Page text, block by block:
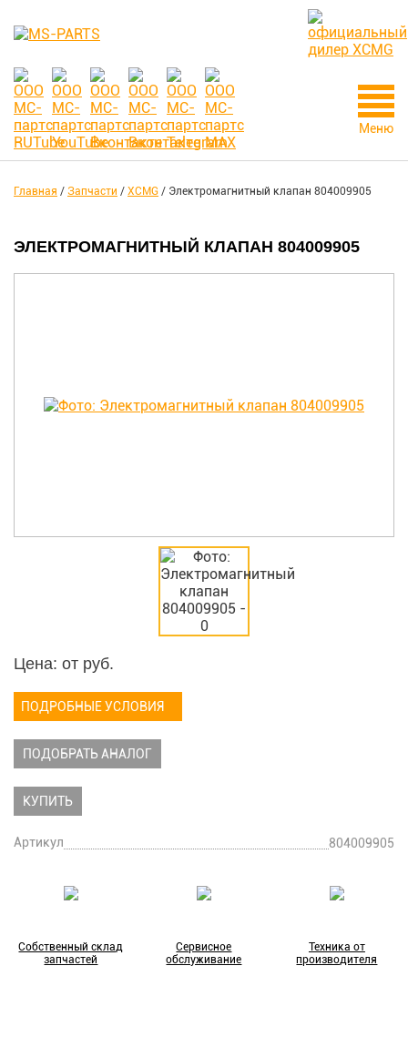
Меню
Главная / Запчасти / XCMG / Электромагнитный клапан 804009905
ЭЛЕКТРОМАГНИТНЫЙ КЛАПАН 804009905
Цена: от руб.
ПОДРОБНЫЕ УСЛОВИЯ
ПОДОБРАТЬ АНАЛОГ
КУПИТЬ
Артикул 804009905
Собственный склад
запчастей
Сервисное
обслуживание
Техника от
производителя